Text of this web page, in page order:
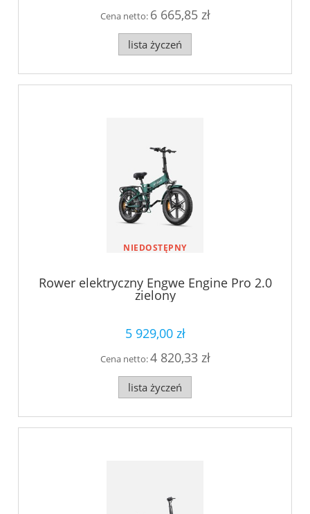
Cena netto: 6 665,85 zł
lista życzeń
NIEDOSTĘPNY
Rower elektryczny Engwe Engine Pro 2.0
zielony
5 929,00 zł
Cena netto:4 820,33 zł
lista życzeń